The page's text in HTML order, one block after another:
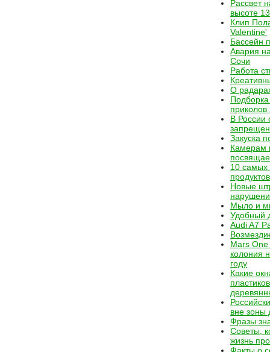
Рассвет
высоте
Клип
Valentine'
Бассейн
Авария
Сочи
Работа
О
В России
Закуска
Камерам
10 самых
продуктов
Новые
Мыло и
Удобный
Audi A7
Mars
колония
году
Какие
вне зоны
Фразы
Советы,
жизнь